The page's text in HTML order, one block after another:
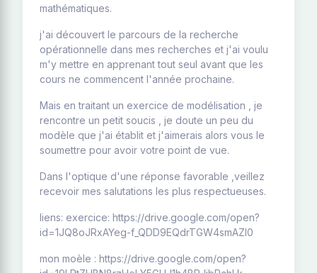
mathématiques.
j'ai découvert le parcours de la recherche
opérationnelle dans mes recherches et j'ai voulu
m'y mettre en apprenant tout seul avant que les
cours ne commencent l'année prochaine.
Mais en traitant un exercice de modélisation , je
rencontre un petit soucis , je doute un peu du
modèle que j'ai établit et j'aimerais alors vous le
soumettre pour avoir votre point de vue.
Dans l'optique d'une réponse favorable ,veillez
recevoir mes salutations les plus respectueuses.
liens: exercice: https://drive.google.com/open?
id=1JQ8oJRxAYeg-f_QDD9EQdrTGW4smAZI0
mon moèle : https://drive.google.com/open?